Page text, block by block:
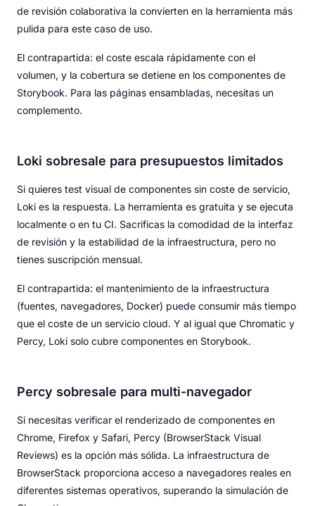
de revisión colaborativa la convierten en la herramienta más
pulida para este caso de uso.
El contrapartida: el coste escala rápidamente con el
volumen, y la cobertura se detiene en los componentes de
Storybook. Para las páginas ensambladas, necesitas un
complemento.
Loki sobresale para presupuestos limitados
Si quieres test visual de componentes sin coste de servicio,
Loki es la respuesta. La herramienta es gratuita y se ejecuta
localmente o en tu CI. Sacrificas la comodidad de la interfaz
de revisión y la estabilidad de la infraestructura, pero no
tienes suscripción mensual.
El contrapartida: el mantenimiento de la infraestructura
(fuentes, navegadores, Docker) puede consumir más tiempo
que el coste de un servicio cloud. Y al igual que Chromatic y
Percy, Loki solo cubre componentes en Storybook.
Percy sobresale para multi-navegador
Si necesitas verificar el renderizado de componentes en
Chrome, Firefox y Safari, Percy (BrowserStack Visual
Reviews) es la opción más sólida. La infraestructura de
BrowserStack proporciona acceso a navegadores reales en
diferentes sistemas operativos, superando la simulación de